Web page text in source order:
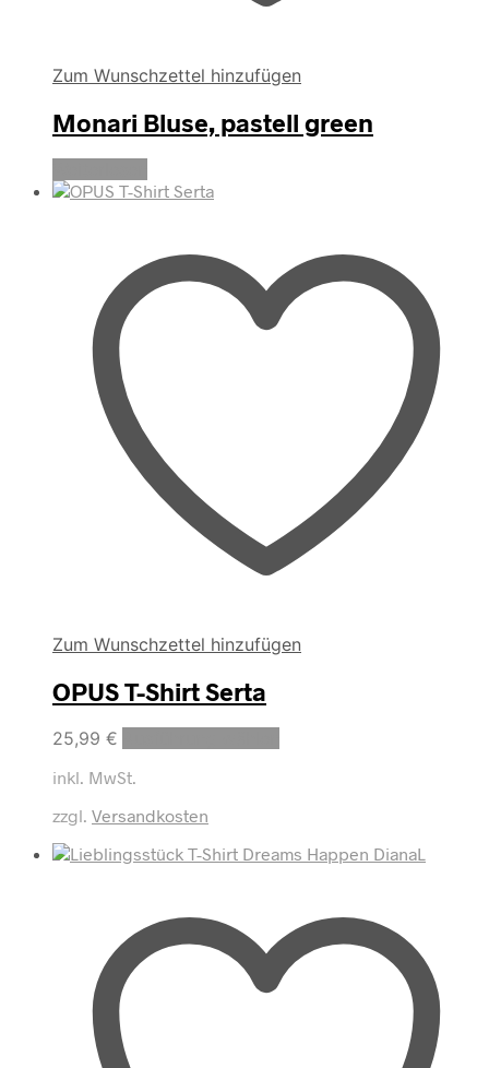
Zum Wunschzettel hinzufügen
Monari Bluse, pastell green
Zum Wunschzettel hinzufügen
OPUS T-Shirt Serta
25,99 €
Die
auf
der
Produktseite
gewählt
inkl. MwSt.
zzgl. Versandkosten